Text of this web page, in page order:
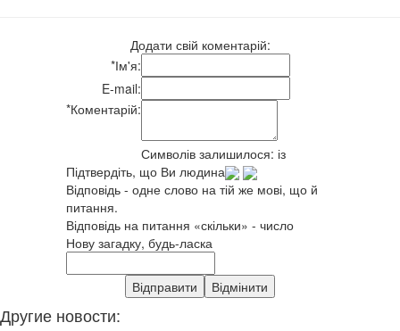
Додати свій коментарій:
*Ім'я:
E-mail:
*Коментарій:
Символів залишилося: із
Підтвердіть, що Ви людина
Відповідь - одне слово на тій же мові, що й
питання.
Відповідь на питання «скільки» - число
Нову загадку, будь-ласка
Другие новости: